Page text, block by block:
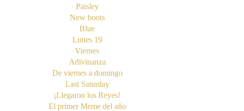
Paisley
New boots
Blue
Lunes 19
Viernes
Adivinanza
De viernes a domingo
Last Saturday
¡Llegaron los Reyes!
El primer Meme del año